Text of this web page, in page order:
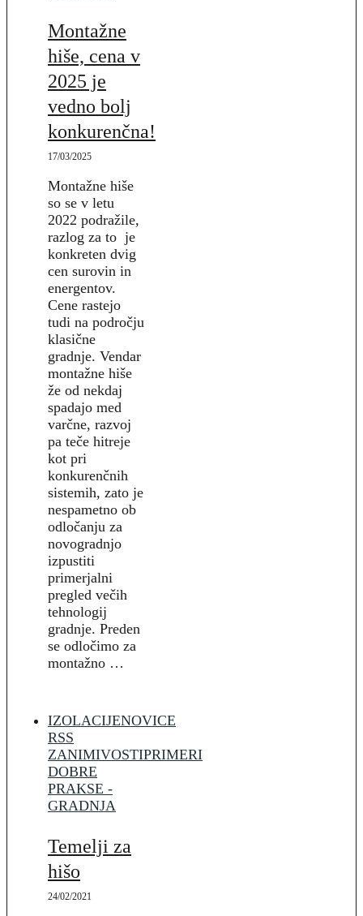
Montažne
hiše, cena v
2025 je
vedno bolj
konkurenčna!
17/03/2025
Montažne hiše
so se v letu
2022 podražile,
razlog za to je
konkreten dvig
cen surovin in
energentov.
Cene rastejo
tudi na področju
klasične
gradnje. Vendar
montažne hiše
že od nekdaj
spadajo med
varčne, razvoj
pa teče hitreje
kot pri
konkurenčnih
sistemih, zato je
nespametno ob
odločanju za
novogradnjo
izpustiti
primerjalni
pregled večih
tehnologij
gradnje. Preden
se odločimo za
montažno …
IZOLACIJENOVICE
RSS
ZANIMIVOSTIPRIMERI
DOBRE
PRAKSE -
GRADNJA
Temelji za
hišo
24/02/2021